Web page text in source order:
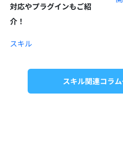
対応やプラグインもご紹
介！
スキル
スキル関連コラ